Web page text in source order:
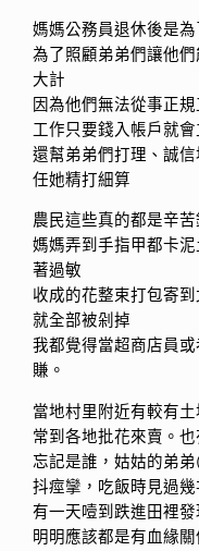
媽媽公務員退休後是
為了照顧弟弟們讓他
大計
因為他們無法從事正
工作只要錢入帳戶就
還幫弟弟們打理、誠
任她精打細算
農民這些真的都是辛苦
媽媽弄到手指甲都卡
著過敏
收成的花整束打包寄
就全部被剁掉
我都覺得當超商店員
賺。
當地村里附近有較有
常到各地批花來賣。
忘記是誰，姑姑的弟
抖痙攣，吃飯時見過
有一天噎到跌進田裡
明明應該都是有血緣